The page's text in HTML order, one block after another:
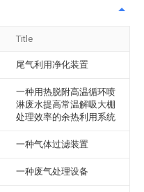
Title
尾气利用净化装置
一种用热脱附高温循环喷
淋废水提高常温解吸大棚
处理效率的余热利用系统
一种气体过滤装置
一种废气处理设备